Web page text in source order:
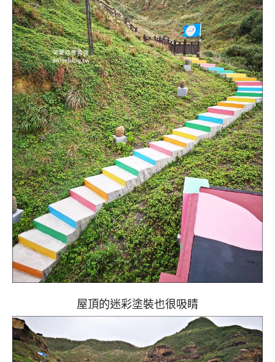
屋頂的迷彩塗裝也很吸睛